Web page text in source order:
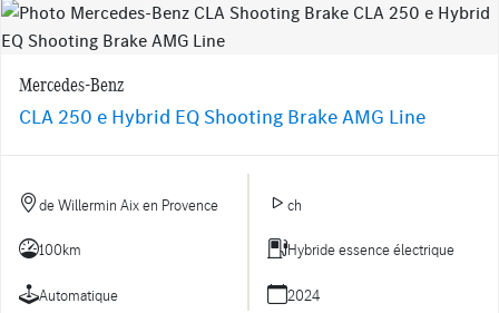
Mercedes-Benz
CLA 250 e Hybrid EQ Shooting Brake AMG Line
de Willermin Aix en Provence ch
100km Hybride essence électrique
Automatique 2024